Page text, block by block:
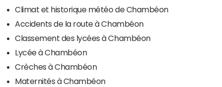
Climat et historique météo de Chambéon
Accidents de la route à Chambéon
Classement des lycées à Chambéon
Lycée à Chambéon
Crèches à Chambéon
Maternités à Chambéon